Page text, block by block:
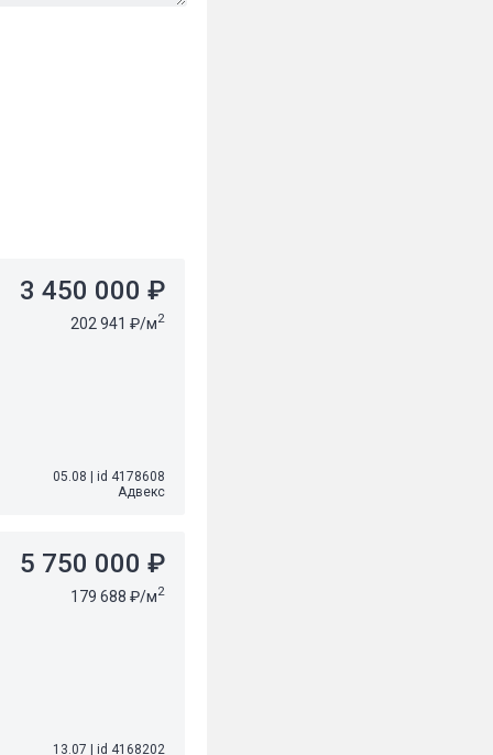
3 450 000 ₽
202 941 ₽/м2
05.08
id 4178608
Адвекс
5 750 000 ₽
179 688 ₽/м2
13.07 id 4168202